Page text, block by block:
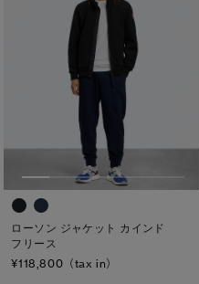
ローソン ジャケット カインド
フリース
¥118,800（tax in）